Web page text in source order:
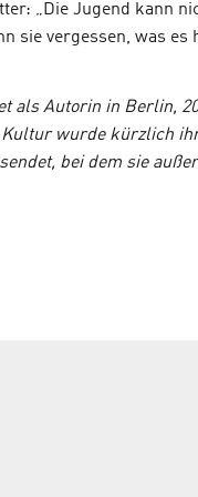
„Die Jugend kann
sie vergessen, was es
als Autorin in Berlin,
wurde kürzlich
bei dem sie